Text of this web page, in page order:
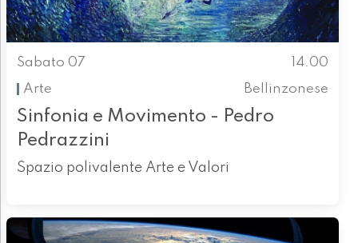
Sabato 07
14.00
Arte
Bellinzonese
Sinfonia e Movimento - Pedro
Pedrazzini
Spazio polivalente Arte e Valori